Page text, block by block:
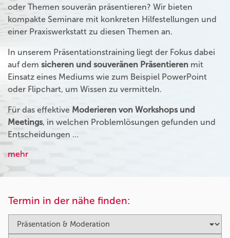
oder Themen souverän präsentieren? Wir bieten
kompakte Seminare mit konkreten Hilfestellungen und
einer Praxiswerkstatt zu diesen Themen an.
In unserem Präsentationstraining liegt der Fokus dabei
auf dem sicheren und souveränen Präsentieren mit
Einsatz eines Mediums wie zum Beispiel PowerPoint
oder Flipchart, um Wissen zu vermitteln.
Für das effektive Moderieren von Workshops und
Meetings, in welchen Problemlösungen gefunden und
Entscheidungen …
mehr
Termin in der nähe finden: